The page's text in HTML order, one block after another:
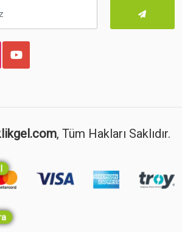
, Tüm Hakları Saklıdır.